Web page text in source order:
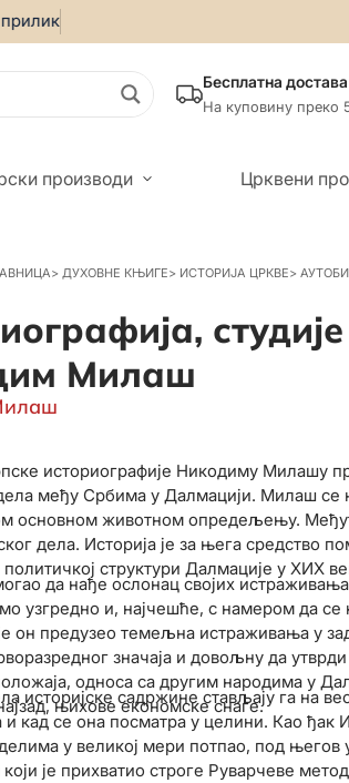
онлајн куповине позовите:
Бесплатна достава
На куповину преко
производи Црквени
> ДУХОВНЕ КЊИГЕ> ИСТОРИЈА ЦРКВЕ>
Милаш
историографије Никодиму Милашу
међу Србима у Далмацији. Милаш се
основном животном опредељењу.
дела. Историја је за њега средство
структури Далмације у XИX
да нађе ослонац својих
узгредно и, најчешће, с намером да се
он предузео темељна истраживања у
значаја и довољну да
односа са другим народима у
њихове економске снаге.
историјске садржине стављају га на
и кад се она посматра у целини. Као
делима у великој мери потпао, под
је прихватио строге Руварчеве